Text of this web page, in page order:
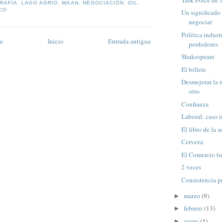
,LAGO AGRIO ,MAAN NEGOCIACIÓN OIL
Entrada antigua
Inicio
Un significado
negociar
Política
perdedores
Shakespeare
El billete
Desmejorar la
otro
Confianza
Laboral: caso
El libro de la
Cerveza
El Comercio
2 veces
Consistencia
► marzo (9)
► febrero (13)